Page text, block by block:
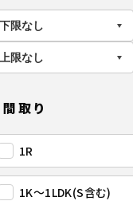
間取り
1R
1K〜1LDK(S含む)